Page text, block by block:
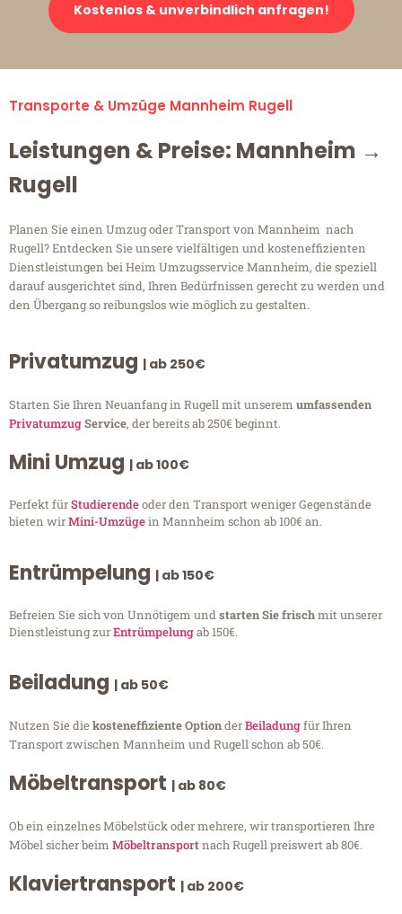
Kostenlos & unverbindlich anfragen!
Transporte & Umzüge Mannheim Rugell
Leistungen & Preise: Mannheim →
Rugell
Planen Sie einen Umzug oder Transport von Mannheim nach
Rugell? Entdecken Sie unsere vielfältigen und kosteneffizienten
Dienstleistungen bei Heim Umzugsservice Mannheim, die speziell
darauf ausgerichtet sind, Ihren Bedürfnissen gerecht zu werden und
den Übergang so reibungslos wie möglich zu gestalten.
Privatumzug | ab 250€
Starten Sie Ihren Neuanfang in Rugell mit unserem umfassenden
PrivatumzugService, der bereits ab 250€ beginnt.
Mini Umzug | ab 100€
Perfekt fürStudierendeoder den Transport weniger Gegenstände
bieten wirMini-Umzügein Mannheim schon ab 100€ an.
Entrümpelung | ab 150€
Befreien Sie sich von Unnötigem undstarten Sie frischmit unserer
Dienstleistung zurEntrümpelungab 150€.
Beiladung | ab 50€
Nutzen Sie diekosteneffiziente OptionderBeiladungfür Ihren
Transport zwischen Mannheim und Rugell schon ab 50€.
Möbeltransport | ab 80€
Ob ein einzelnes Möbelstück oder mehrere, wir transportieren Ihre
Möbel sicher beim Möbeltransportnach Rugell preiswert ab 80€.
Klaviertransport | ab 200€